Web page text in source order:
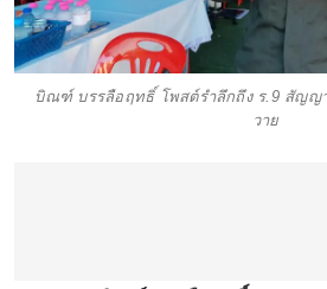
บิณฑ์ บรรลือฤทธิ์ โพสต์รำลึกถึง ร.9 สัญญ
วาย